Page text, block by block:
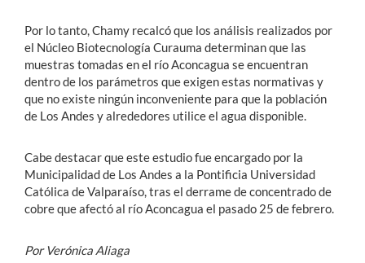
Por lo tanto, Chamy recalcó que los análisis realizados por
el Núcleo Biotecnología Curauma determinan que las
muestras tomadas en el río Aconcagua se encuentran
dentro de los parámetros que exigen estas normativas y
que no existe ningún inconveniente para que la población
de Los Andes y alrededores utilice el agua disponible.
Cabe destacar que este estudio fue encargado por la
Municipalidad de Los Andes a la Pontificia Universidad
Católica de Valparaíso, tras el derrame de concentrado de
cobre que afectó al río Aconcagua el pasado 25 de febrero.
Por Verónica Aliaga